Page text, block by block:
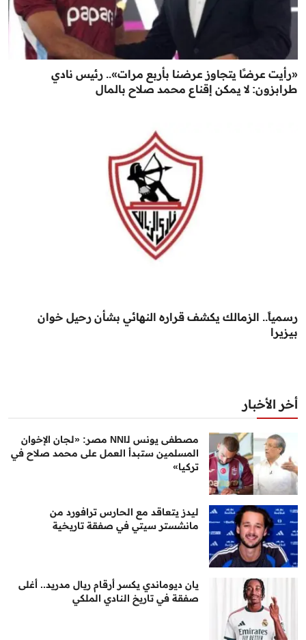
«رأيت عرضًا يتجاوز عرضنا بأربع مرات».. رئيس نادي
طرابزون: لا يمكن إقناع محمد صلاح بالمال
رسمياً.. الزمالك يكشف قراره النهائي بشأن رحيل خوان
بيزيرا
أخر الأخبار
مصطفى يونس لـNNI مصر: «لجان الإخوان
المسلمين ستبدأ العمل على محمد صلاح في
تركيا»
ليدز يتعاقد مع الحارس ترافورد من
مانشستر سيتي في صفقة تاريخية
يان ديوماندي يكسر أرقام ريال مدريد.. أغلى
صفقة في تاريخ النادي الملكي